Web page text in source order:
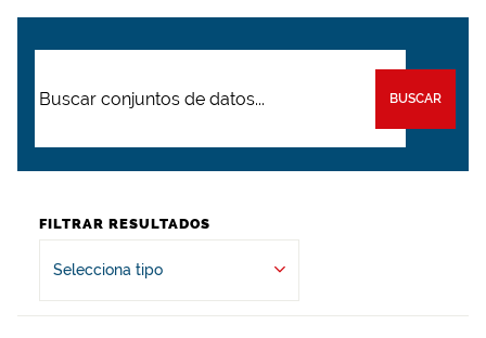
BUSCAR
FILTRAR RESULTADOS
Selecciona tipo